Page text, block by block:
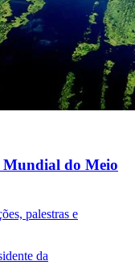
Mundial do Meio
palestras e